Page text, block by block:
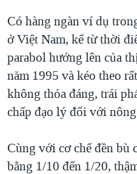
Có hàng ngàn ví dụ
ở Việt Nam, kể từ thời
parabol hướng lên của
năm 1995 và kéo theo
không thỏa đáng, trái
chấp đạo lý đối với
Cùng với cơ chế đền bù
bằng 1/10 đến 1/20,